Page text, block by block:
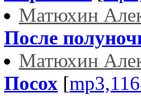
Матюхин
После
Матюхин
Посох [